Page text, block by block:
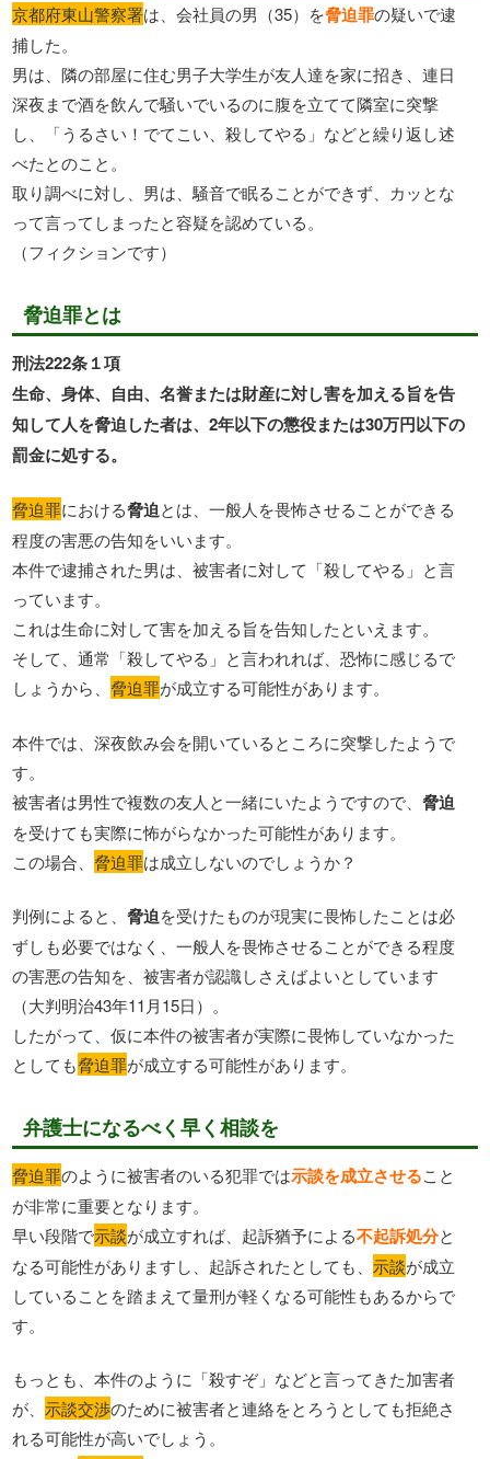
京都府東山警察署は、会社員の男（35）を脅迫罪の疑いで逮
捕した。
男は、隣の部屋に住む男子大学生が友人達を家に招き、連日
深夜まで酒を飲んで騒いでいるのに腹を立てて隣室に突撃
し、「うるさい！でてこい、殺してやる」などと繰り返し述
べたとのこと。
取り調べに対し、男は、騒音で眠ることができず、カッとな
って言ってしまったと容疑を認めている。
（フィクションです）
脅迫罪とは
刑法222条１項
生命、身体、自由、名誉または財産に対し害を加える旨を告
知して人を脅迫した者は、2年以下の懲役または30万円以下の
罰金に処する。
脅迫罪における脅迫とは、一般人を畏怖させることができる
程度の害悪の告知をいいます。
本件で逮捕された男は、被害者に対して「殺してやる」と言
っています。
これは生命に対して害を加える旨を告知したといえます。
そして、通常「殺してやる」と言われれば、恐怖に感じるで
しょうから、 脅迫罪が成立する可能性があります。
本件では、深夜飲み会を開いているところに突撃したようで
す。
被害者は男性で複数の友人と一緒にいたようですので、脅迫
を受けても実際に怖がらなかった可能性があります。
この場合、 脅迫罪は成立しないのでしょうか？
判例によると、脅迫を受けたものが現実に畏怖したことは必
ずしも必要ではなく、一般人を畏怖させることができる程度
の害悪の告知を、被害者が認識しさえばよいとしています
（大判明治43年11月15日）。
したがって、仮に本件の被害者が実際に畏怖していなかった
としても脅迫罪が成立する可能性があります。
弁護士になるべく早く相談を
脅迫罪のように被害者のいる犯罪では示談を成立させること
が非常に重要となります。
早い段階で示談が成立すれば、起訴猶予による不起訴処分と
なる可能性がありますし、起訴されたとしても、 示談が成立
していることを踏まえて量刑が軽くなる可能性もあるからで
す。
もっとも、本件のように「殺すぞ」などと言ってきた加害者
が、示談交渉のために被害者と連絡をとろうとしても拒絶さ
れる可能性が高いでしょう。